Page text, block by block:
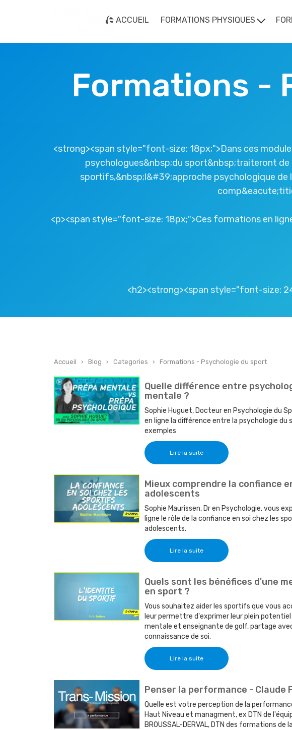
ACCUEIL FORMATIONS PHYSIQUES
Formations -
<strong><span style="font-size: 18px;">Dans ces
psychologues&nbsp;du sport&nbsp;traiteront
sportifs,&nbsp;l&#39;approche psychologique
<p><span style="font-size: 18px;">Ces formations en
<h2><strong><span style="font-size:
Accueil › Blog › Categories › Formations - Psychologie du sport
Quelle différence entre
mentale ?
Sophie Huguet, Docteur en Psychologie du
en ligne la différence entre la psychologie
exemples
Lire la suite
Mieux comprendre la confiance
adolescents
Sophie Maurissen, Dr en Psychologie, vous
ligne le rôle de la confiance en soi chez les
adolescents.
Lire la suite
Quels sont les bénéfices d'une
en sport ?
Vous souhaitez aider les sportifs que vous
leur permettre d'exprimer leur plein
mentale et enseignante de golf, partage
connaissance de soi.
Lire la suite
Penser la performance - Claude
Quelle est votre perception de la
Haut Niveau et managment, ex DTN de
BROUSSAL-DERVAL, DTN des formations